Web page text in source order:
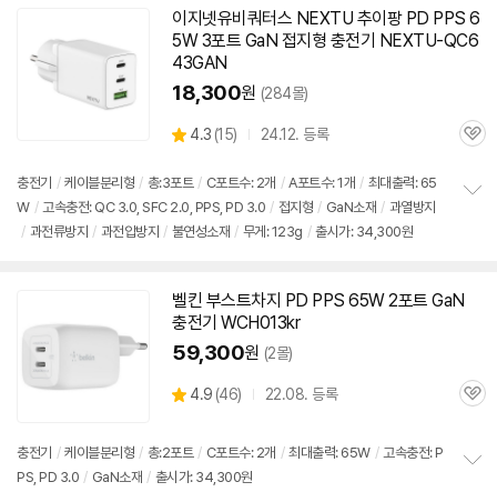
기
이지넷유비쿼터스 NEXTU 추이팡 PD PPS 6
5W3포트 GaN 접지형 충전기 NEXTU-QC6
43GAN
18,300원 (284몰)
별
4.3 (상
리
뷰
15) 24.12. 등록
관
충전기 / 케이블분리형 / 총:3포트 / C포트수: 2개 / A포트수: 1개 / 최대출력: 65
W / 고속충전: QC 3.0, SFC 2.0, PPS, PD 3.0 / 접지형 / GaN소재 / 과열방지
/ 과전류방지 / 과전압방지 / 불연성소재 / 무게: 123g / 출시가: 34,300원
벨킨 부스트차지 PD PPS 65W2포트 GaN
충전기 WCH013kr
59,300원 (2몰)
별
4.9 (상
46) 22.08. 등록
관
충전기 / 케이블분리형 / 총:2포트 / C포트수: 2개 / 최대출력: 65W / 고속충전: P
PS, PD 3.0 / GaN소재 / 출시가: 34,300원